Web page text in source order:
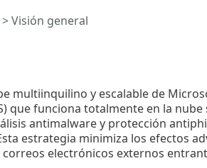
Visión general
multiinquilino y escalable de
que funciona totalmente en la
antimalware y protección
estrategia minimiza los efectos
electrónicos externos